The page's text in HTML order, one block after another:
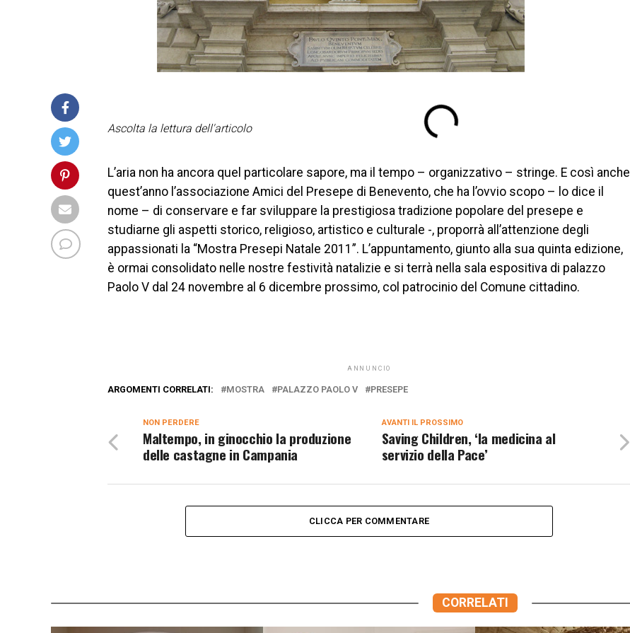
Ascolta la lettura dell'articolo
L’aria non ha ancora quel particolare sapore, ma il tempo – organizzativo – stringe. E così anche
quest’anno l’associazione Amici del Presepe di Benevento, che ha l’ovvio scopo – lo dice il
nome – di conservare e far sviluppare la prestigiosa tradizione popolare del presepe e
studiarne gli aspetti storico, religioso, artistico e culturale -, proporrà all’attenzione degli
appassionati la “Mostra Presepi Natale 2011”. L’appuntamento, giunto alla sua quinta edizione,
è ormai consolidato nelle nostre festività natalizie e si terrà nella sala espositiva di palazzo
Paolo V dal 24 novembre al 6 dicembre prossimo, col patrocinio del Comune cittadino.
ANNUNCIO
ARGOMENTI CORRELATI: MOSTRA PALAZZO PAOLO V PRESEPE
AVANTI IL ​​PROSSIMO
Saving Children, ‘la medicina al
servizio della Pace’
NON PERDERE
Maltempo, in ginocchio la produzione
delle castagne in Campania
CLICCA PER COMMENTARE
CORRELATI